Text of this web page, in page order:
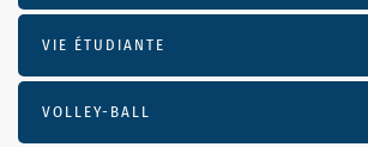
VIE ÉTUDIANTE
VOLLEY-BALL